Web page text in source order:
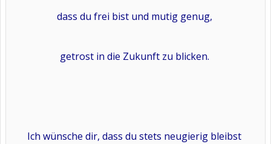
dass du frei bist und mutig genug,
getrost in die Zukunft zu blicken.
Ich wünsche dir, dass du stets neugierig bleibst